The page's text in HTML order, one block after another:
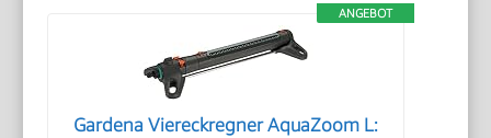
ANGEBOT
Gardena Viereckregner AquaZoom L: